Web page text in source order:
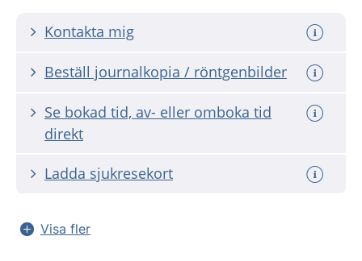
Kontakta mig
Beställ journalkopia / röntgenbilder
Se bokad tid, av- eller omboka tid
direkt
Ladda sjukresekort
Visa fler